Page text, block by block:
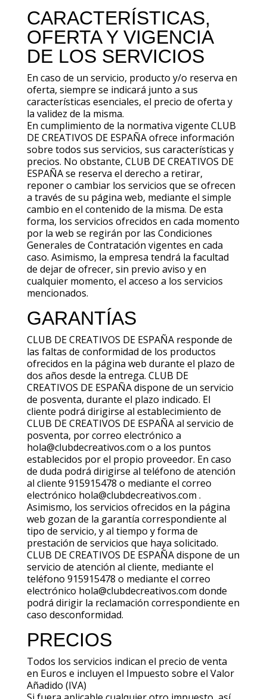
CARACTERÍSTICAS,
OFERTA Y VIGENCIA
DE LOS SERVICIOS
En caso de un servicio, producto y/o reserva en
oferta, siempre se indicará junto a sus
características esenciales, el precio de oferta y
la validez de la misma.
En cumplimiento de la normativa vigente CLUB
DE CREATIVOS DE ESPAÑA ofrece información
sobre todos sus servicios, sus características y
precios. No obstante, CLUB DE CREATIVOS DE
ESPAÑA se reserva el derecho a retirar,
reponer o cambiar los servicios que se ofrecen
a través de su página web, mediante el simple
cambio en el contenido de la misma. De esta
forma, los servicios ofrecidos en cada momento
por la web se regirán por las Condiciones
Generales de Contratación vigentes en cada
caso. Asimismo, la empresa tendrá la facultad
de dejar de ofrecer, sin previo aviso y en
cualquier momento, el acceso a los servicios
mencionados.
GARANTÍAS
CLUB DE CREATIVOS DE ESPAÑA responde de
las faltas de conformidad de los productos
ofrecidos en la página web durante el plazo de
dos años desde la entrega. CLUB DE
CREATIVOS DE ESPAÑA dispone de un servicio
de posventa, durante el plazo indicado. El
cliente podrá dirigirse al establecimiento de
CLUB DE CREATIVOS DE ESPAÑA al servicio de
posventa, por correo electrónico a
hola@clubdecreativos.com o a los puntos
establecidos por el propio proveedor. En caso
de duda podrá dirigirse al teléfono de atención
al cliente 915915478 o mediante el correo
electrónico hola@clubdecreativos.com .
Asimismo, los servicios ofrecidos en la página
web gozan de la garantía correspondiente al
tipo de servicio, y al tiempo y forma de
prestación de servicios que haya solicitado.
CLUB DE CREATIVOS DE ESPAÑA dispone de un
servicio de atención al cliente, mediante el
teléfono 915915478 o mediante el correo
electrónico hola@clubdecreativos.com donde
podrá dirigir la reclamación correspondiente en
caso desconformidad.
PRECIOS
Todos los servicios indican el precio de venta
en Euros e incluyen el Impuesto sobre el Valor
Añadido (IVA)